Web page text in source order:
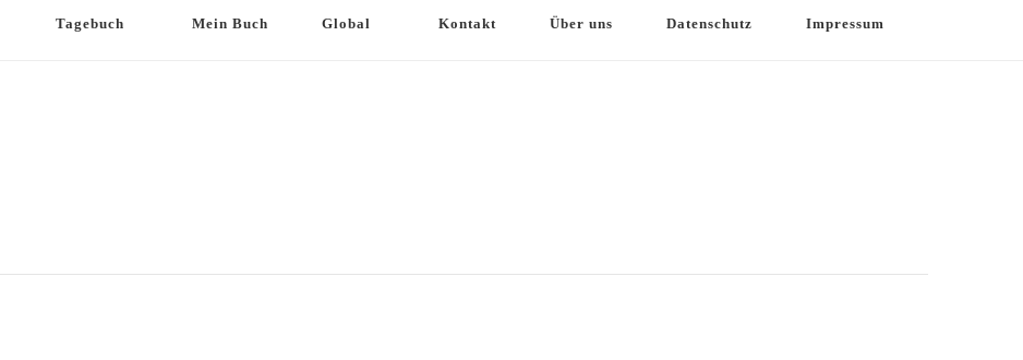
Tagebuch Mein Buch Global Kontakt Über uns Datenschutz Impressum